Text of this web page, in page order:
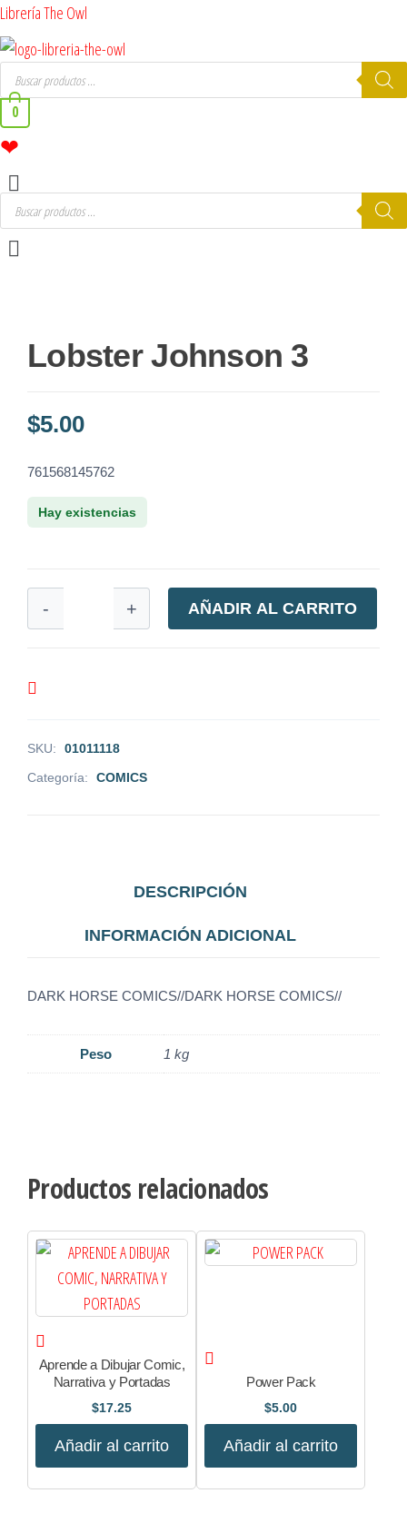
Saltar
al
contenido
Librería The Owl
Búsqueda
productos
0
❤
Menú
Búsqueda
productos
Menú
Lobster Johnson 3
$5.00
761568145762
Hay existencias
-
JOHNSON
+ AÑADIR AL CARRITO
SKU:
01011118
Categoría:
COMICS
DESCRIPCIÓN
INFORMACIÓN ADICIONAL
DARK HORSE COMICS//DARK HORSE COMICS//
Peso 1 kg
Productos relacionados
Aprende a Dibujar Comic,
Narrativa y Portadas
$17.25
Añadir al carrito
Power Pack
$5.00
Añadir al carrito